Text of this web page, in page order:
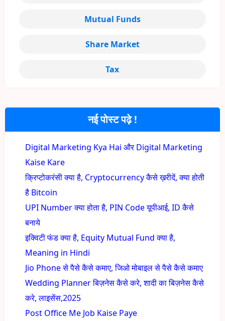
नई पोस्ट पढ़े !
Digital Marketing Kya Hai और Digital Marketing
Kaise Kare
क्रिप्टोकरंसी क्या है, Cryptocurrency कैसे ख़रीदें, क्या होती
है Bitcoin
UPI Number क्या होता है, PIN Code यूपीआई, ID कैसे
बनाये
इक्विटी फंड क्या है, Equity Mutual Fund क्या है,
Meaning in Hindi
Jio Phone से पैसे कैसे कमाए, जिओ मोबाइल से पैसे कैसे कमाए
Wedding Planner बिज़नेस कैसे करे, शादी का बिज़नेस कैसे
करे, लाइसेंस,2025
Post Office Me Job Kaise Paye
Mutual Funds
Share Market
Tax